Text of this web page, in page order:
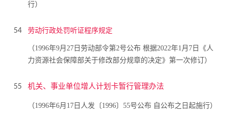
行）
54 劳动行政处罚听证程序规定
（1996年9月27日劳动部令第2号公布 根据2022年1月7日《人
力资源社会保障部关于修改部分规章的决定》第一次修订）
55 机关、事业单位增人计划卡暂行管理办法
（1996年6月17日人发〔1996〕55号公布 自公布之日起施行）